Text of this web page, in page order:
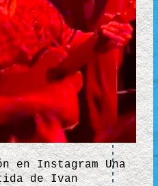
en Instagram Una
de Ivan